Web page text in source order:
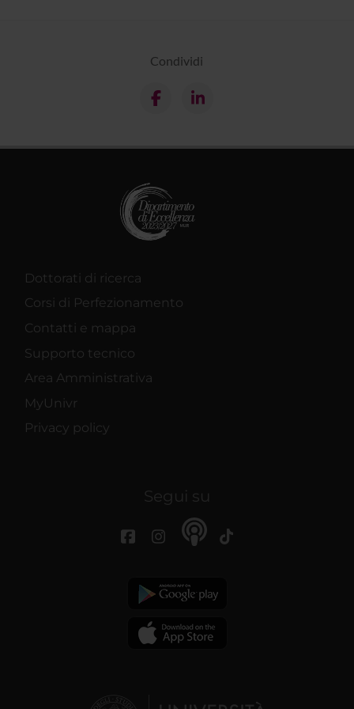
Condividi
Dottorati di ricerca
Corsi di Perfezionamento
Contatti e mappa
Supporto tecnico
Area Amministrativa
MyUnivr
Privacy policy
Segui su